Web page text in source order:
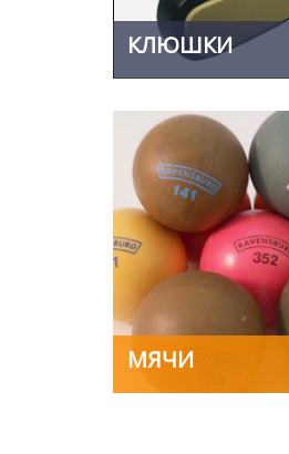
КЛЮШКИ
МЯЧИ